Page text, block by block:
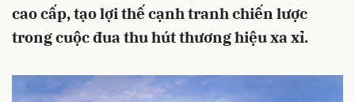
cao cấp, tạo lợi thế cạnh tranh chiến lược
trong cuộc đua thu hút thương hiệu xa xỉ.